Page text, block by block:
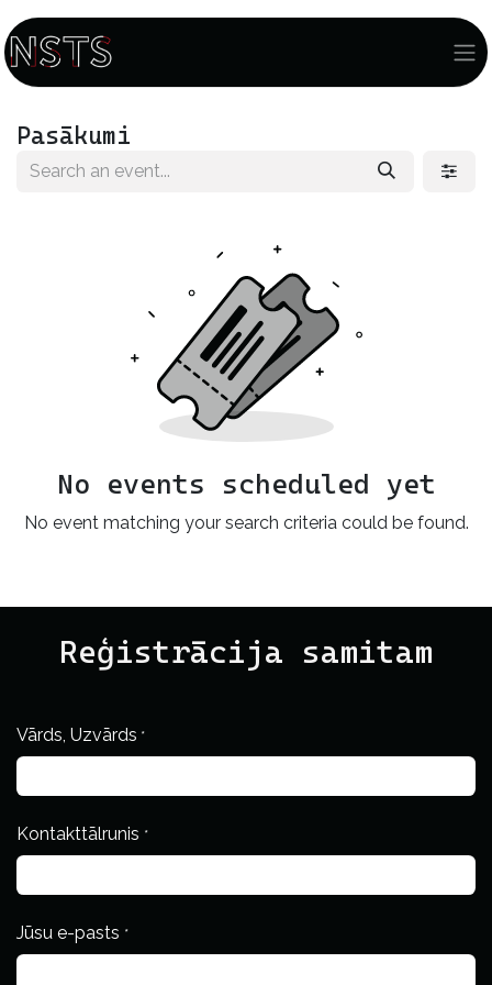
Pasākumi
No events scheduled yet
No event matching your search criteria could be found.
Reģistrācija samitam
Vārds, Uzvārds *
Kontakttālrunis *
Jūsu e-pasts *